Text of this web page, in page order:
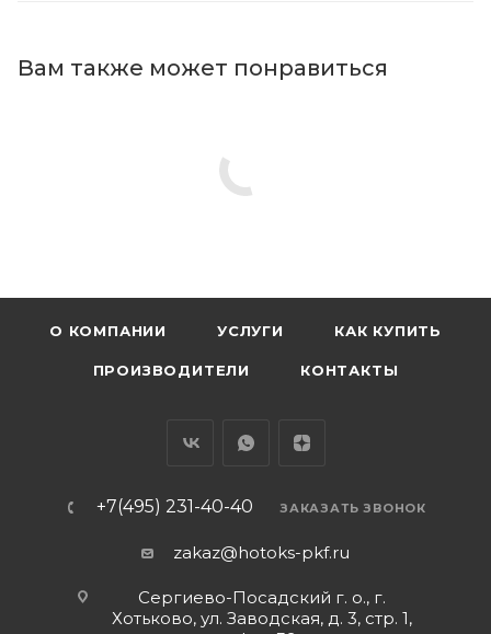
Вам также может понравиться
О КОМПАНИИ УСЛУГИ КАК КУПИТЬ
ПРОИЗВОДИТЕЛИ КОНТАКТЫ
+7(495) 231-40-40 ЗАКАЗАТЬ ЗВОНОК
zakaz@hotoks-pkf.ru
Сергиево-Посадский г. о., г.
Хотьково, ул. Заводская, д. 3, стр. 1,